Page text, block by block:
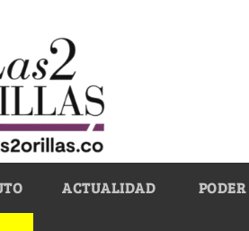
ACTUALIDAD PODER